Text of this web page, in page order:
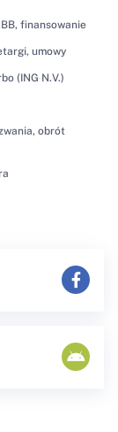
finansowanie
umowy
(ING N.V.)
obrót